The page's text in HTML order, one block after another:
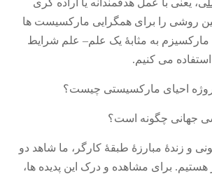
، یعنی با عمل هدفمندانه یا اراده گری
روشی را برای همگرایی مارکسیست ها
به مثابۀ یک علم– علم شرایط
استفاده می کنیم.
احیای مارکسیستی چیست؟
جهانی چگونه است؟
و زندۀ مبارزۀ طبقۀ کارگر، ما شاهد دو
هستیم. برای مشاهده و درک این پدیده ها،